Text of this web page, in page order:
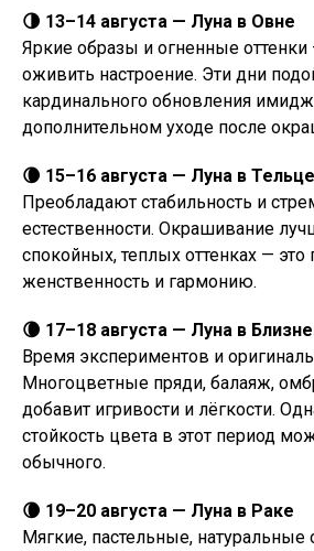
🌗 13–14 августа — Луна в Овне
Яркие образы и огненные
оживить настроение. Эти дни
кардинального обновления
дополнительном уходе после
🌘 15–16 августа — Луна в Тельце
Преобладают стабильность и
естественности. Окрашивание
спокойных, теплых оттенках — это
женственность и гармонию.
🌘 17–18 августа — Луна в
Время экспериментов и
Многоцветные пряди, балаяж,
добавит игривости и лёгкости.
стойкость цвета в этот период
обычного.
🌘 19–20 августа — Луна в Раке
Мягкие, пастельные, натуральные